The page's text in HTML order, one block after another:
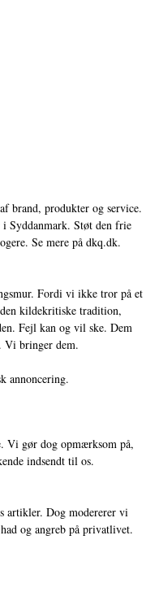
brand, produkter og service.
Syddanmark. Støt den frie
Se mere på dkq.dk.
Fordi vi ikke tror på et
kildekritiske tradition,
Fejl kan og vil ske. Dem
Vi bringer dem.
annoncering.
Vi gør dog opmærksom på,
indsendt til os.
artikler. Dog modererer vi
og angreb på privatlivet.